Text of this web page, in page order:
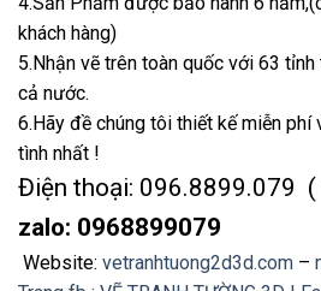
khách hàng)
5.Nhận vẽ trên toàn quốc với 63
cả nước.
6.Hãy đề chúng tôi thiết kế miễn phí
tình nhất !
Điện thoại: 096.8899.079 (
zalo: 0968899079
Website: vetranhtuong2d3d.com –